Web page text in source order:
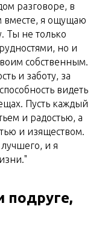
разговоре, в
вместе, я ощущаю
Ты не только
но и
собственным.
и заботу, за
видеть
Пусть каждый
и радостью, а
и изяществом.
и я
подруге,